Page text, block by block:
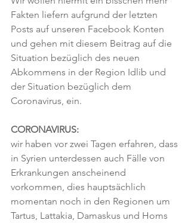
Fakten liefern aufgrund der letzten
Posts auf unseren Facebook Konten
und gehen mit diesem Beitrag auf die
Situation bezüglich des neuen
Abkommens in der Region Idlib und
der Situation bezüglich dem
Coronavirus, ein.
CORONAVIRUS:
wir haben vor zwei Tagen erfahren, dass
in Syrien unterdessen auch Fälle von
Erkrankungen anscheinend
vorkommen, dies hauptsächlich
momentan noch in den Regionen um
Tartus, Lattakia, Damaskus und Homs